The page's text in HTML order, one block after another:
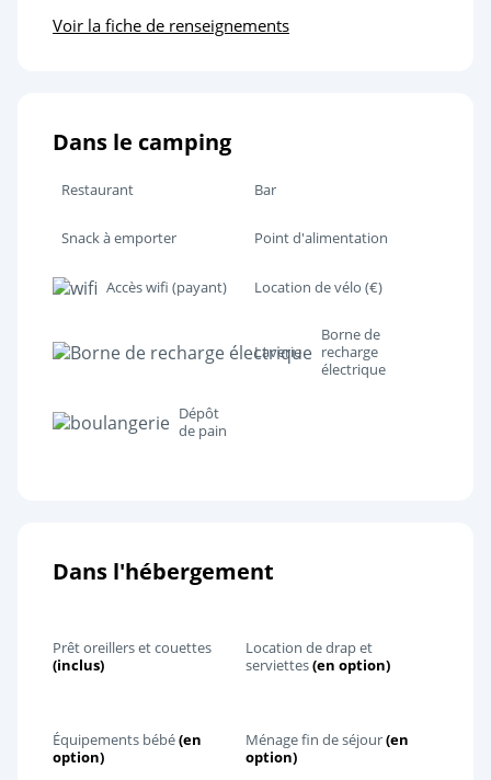
Voir la fiche de renseignements
Dans le camping
Restaurant Bar
Snack à emporter Point d'alimentation
Accès wifi (payant) Location de vélo (€)
Borne de
recharge
électrique
Laverie
Dépôt
de pain
Dans l'hébergement
Prêt oreillers et couettes
(inclus)
Location de drap et
serviettes(en option)
Équipements bébé(en
option)
Ménage fin de séjour(en
option)